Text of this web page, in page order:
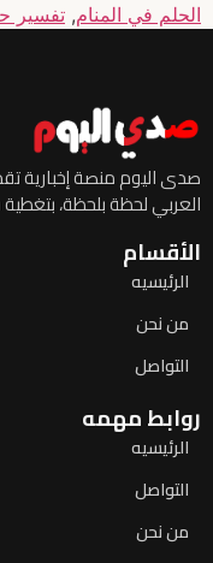
الحلم في المنام, تفسير
صدى اليوم منصة إخبارية
العربي لحظة بلحظة،
الأقسام
الرئيسيه
من نحن
التواصل
روابط مهمه
الرئيسيه
التواصل
من نحن